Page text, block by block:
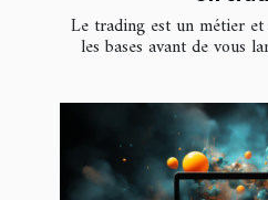
Le trading est un métier
les bases avant de vous